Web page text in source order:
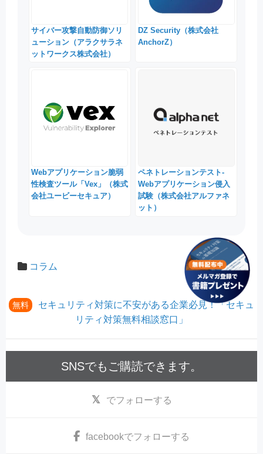
サイバー攻撃自動防御ソリ
ューション（アラクサラネ
ットワークス株式会社）
DZ Security（株式会社
AnchorZ）
Webアプリケーション脆弱
性検査ツール「Vex」（株式
会社ユービーセキュア）
ペネトレーションテスト-
Webアプリケーション侵入
試験（株式会社アルファネ
ット）
コラム
無料
セキュリティ対策に不安がある企業必見！「セキュ
リティ対策無料相談窓口」
SNSでもご購読できます。
でフォローする
facebookでフォローする